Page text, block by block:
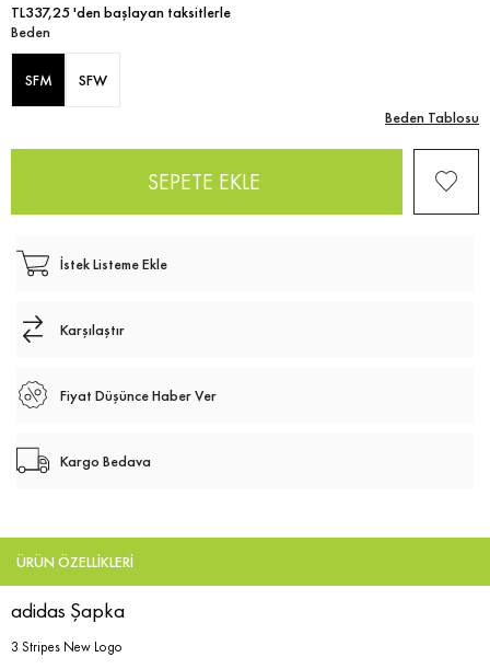
TL337,25'den başlayan taksitlerle
Beden
SFM
SFW
Beden Tablosu
İstek Listeme Ekle
Karşılaştır
Fiyat Düşünce Haber Ver
Kargo Bedava
ÜRÜN ÖZELLIKLERI
adidas Şapka
3 Stripes New Logo